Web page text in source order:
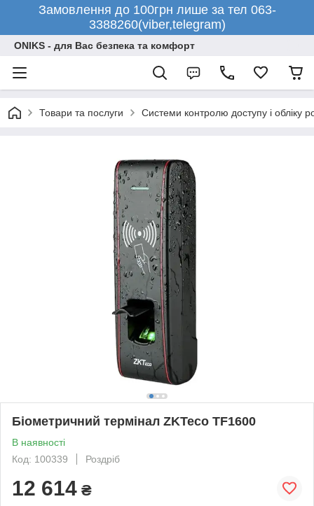
Замовлення до 100грн лише за тел 063-
3388260(viber,telegram)
ONIKS - для Вас безпека та комфорт
Товари та послуги Системи контролю доступу і обліку
Біометричний термінал ZKTeco TF1600
В наявності
Код: 100339
Роздріб
12 614 ₴